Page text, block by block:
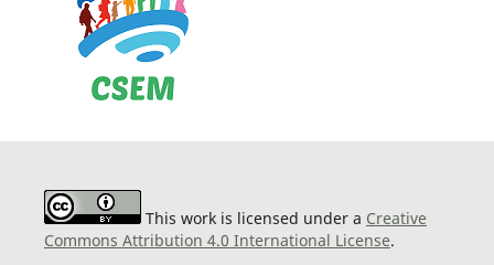
This work is licensed under a Creative
Commons Attribution 4.0 International License.